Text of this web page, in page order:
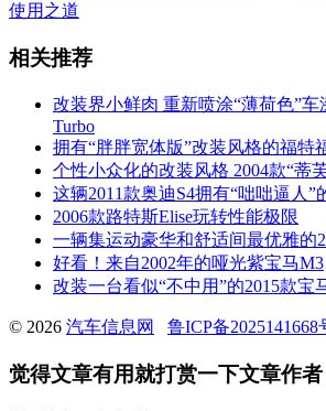
使用之道
相关推荐
改装界小鲜肉 重新喷涂“薄荷色”车
Turbo
拥有“胖胖宽体版”改装风格的福特
个性小众化的改装风格 2004款“蒂
这辆2011款奥迪S4拥有“咄咄逼人”
2006款路特斯Elise玩转性能极限
一辆集运动豪华和舒适间最优雅的
好看！来自2002年的哑光紫宝马M3
改装一台看似“不中用”的2015款宝
© 2026 汽车信息网 鲁ICP备2025141668
觉得文章有用就打赏一下文章作者